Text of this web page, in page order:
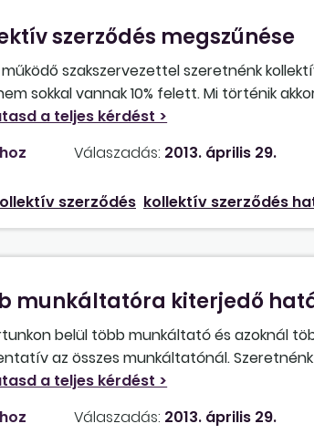
szerződés megszűnése
szakszervezettel szeretnénk
sokkal vannak 10% felett. Mi történik
Válaszadás: 2013. április 29.
szerződés kollektív szerződés
munkáltatóra kiterjedő
belül több munkáltató és azoknál
az összes munkáltatónál.
hatályú. Ha többmunkáltatós
összes munkáltatónál fennálló
Válaszadás: 2013. április 29.